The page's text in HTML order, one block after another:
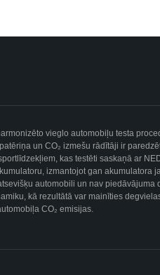
vieglo automobiļu testa
un CO₂ izmešu rādītāji ir
kas testēti saskaņā ar
izmantojot gan akumulatora
automobili un nav piedāvājuma
kā rezultātā var mainīties
CO₂ emisijas.